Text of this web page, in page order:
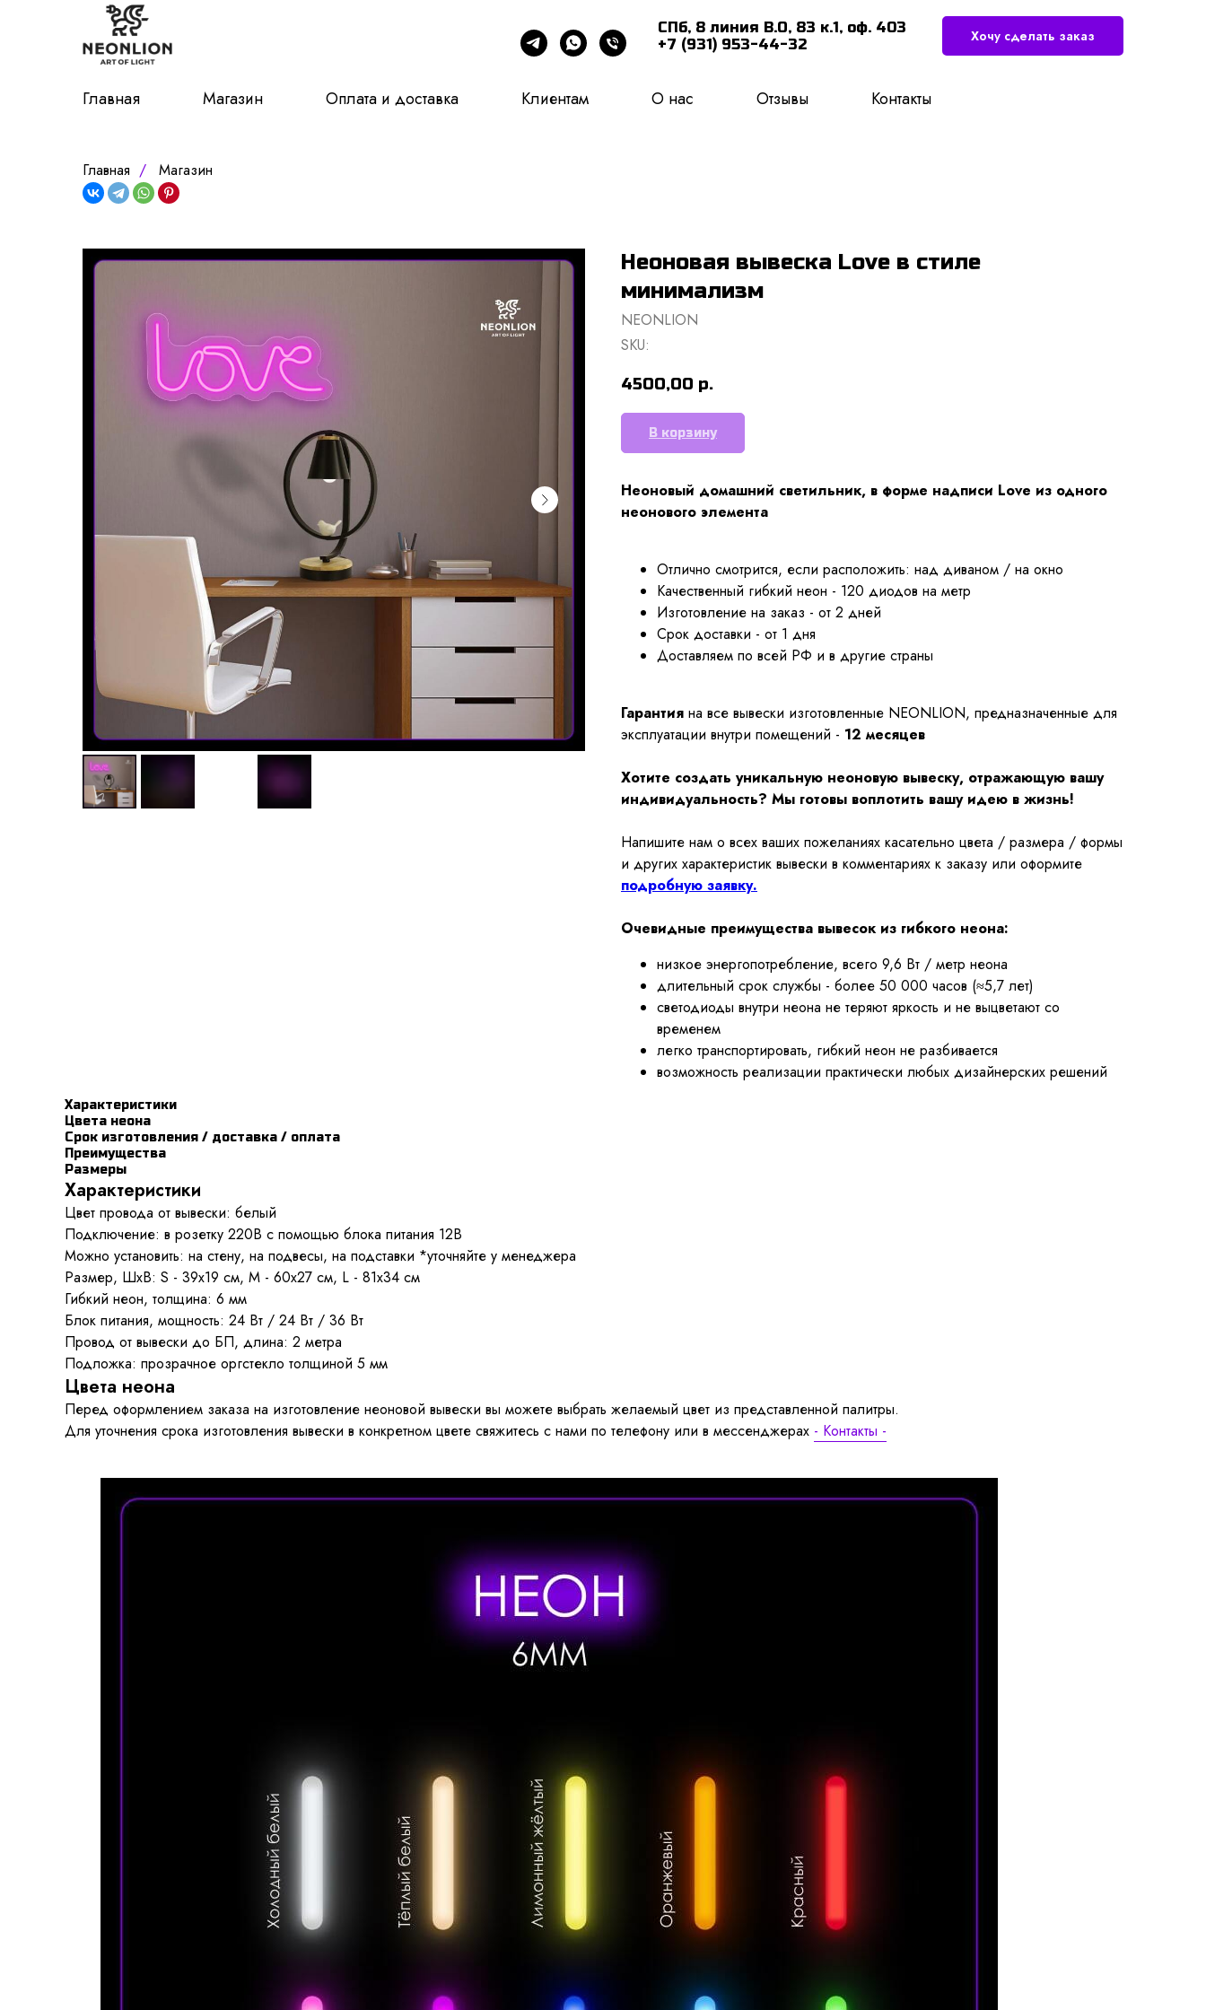
СПб, 8 линия В.О, 83 к.1, оф. 403
+7 (931) 953-44-32
Хочу сделать заказ
Главная Магазин Оплата и доставка Клиентам О нас Отзывы Контакты
Главная / Магазин
Неоновая вывеска Love в стиле
минимализм
NEONLION
SKU:
4500,00 р.
В корзину
Неоновый домашний светильник, в форме надписи Love из одного
неонового элемента
Отлично смотрится, если расположить: над диваном / на окно
Качественный гибкий неон - 120 диодов на метр
Изготовление на заказ - от 2 дней
Срок доставки - от 1 дня
Доставляем по всей РФ и в другие страны
Гарантия на все вывески изготовленные NEONLION, предназначенные для
эксплуатации внутри помещений - 12 месяцев
Хотите создать уникальную неоновую вывеску, отражающую вашу
индивидуальность? Мы готовы воплотить вашу идею в жизнь!
Напишите нам о всех ваших пожеланиях касательно цвета / размера / формы
и других характеристик вывески в комментариях к заказу или оформите
подробную заявку.
Очевидные преимущества вывесок из гибкого неона:
низкое энергопотребление, всего 9,6 Вт / метр неона
длительный срок службы - более 50 000 часов (≈5,7 лет)
светодиоды внутри неона не теряют яркость и не выцветают со
временем
легко транспортировать, гибкий неон не разбивается
возможность реализации практически любых дизайнерских решений
Характеристики
Цвета неона
Срок изготовления / доставка / оплата
Преимущества
Размеры
Характеристики
Цвет провода от вывески: белый
Подключение: в розетку 220В с помощью блока питания 12В
Можно установить: на стену, на подвесы, на подставки *уточняйте у менеджера
Размер, ШхВ: S - 39x19 см, M - 60x27 см, L - 81x34 см
Гибкий неон, толщина: 6 мм
Блок питания, мощность: 24 Вт / 24 Вт / 36 Вт
Провод от вывески до БП, длина: 2 метра
Подложка: прозрачное оргстекло толщиной 5 мм
Цвета неона
Перед оформлением заказа на изготовление неоновой вывески вы можете выбрать желаемый цвет из представленной палитры.
Для уточнения срока изготовления вывески в конкретном цвете свяжитесь с нами по телефону или в мессенджерах - Контакты -